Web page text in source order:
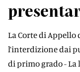
La Corte di
l’interdizione dai
di primo grado - La